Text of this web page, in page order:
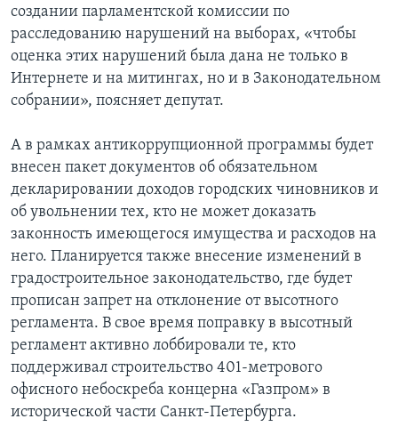
создании парламентской комиссии по
расследованию нарушений на выборах, «чтобы
оценка этих нарушений была дана не только в
Интернете и на митингах, но и в Законодательном
собрании», поясняет депутат.
А в рамках антикоррупционной программы будет
внесен пакет документов об обязательном
декларировании доходов городских чиновников и
об увольнении тех, кто не может доказать
законность имеющегося имущества и расходов на
него. Планируется также внесение изменений в
градостроительное законодательство, где будет
прописан запрет на отклонение от высотного
регламента. В свое время поправку в высотный
регламент активно лоббировали те, кто
поддерживал строительство 401-метрового
офисного небоскреба концерна «Газпром» в
исторической части Санкт-Петербурга.